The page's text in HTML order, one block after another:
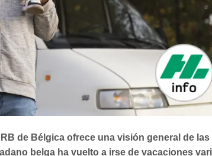
de Bélgica ofrece una visión general de las
belga ha vuelto a irse de vacaciones